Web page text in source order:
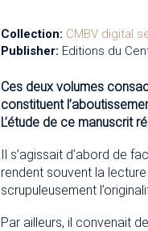
Collection: CMBV digital
Publisher: Editions du
Ces deux volumes
constituent
L’étude de ce manuscrit
Il s’agissait d’abord de
rendent souvent la
scrupuleusement
Par ailleurs, il convenait